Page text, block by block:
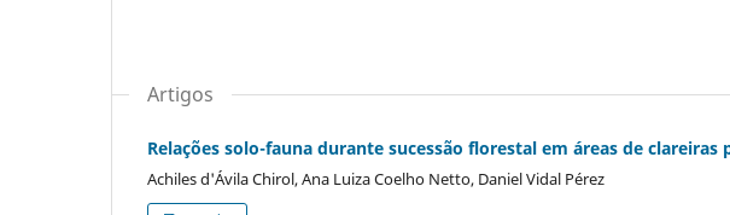
Artigos
Relações solo-fauna durante sucessão florestal em áreas de
Achiles d'Ávila Chirol, Ana Luiza Coelho Netto, Daniel Vidal Pérez